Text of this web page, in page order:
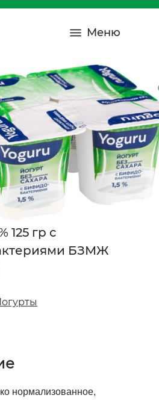
Меню
125 гр с
БЗМЖ
нормализованное,